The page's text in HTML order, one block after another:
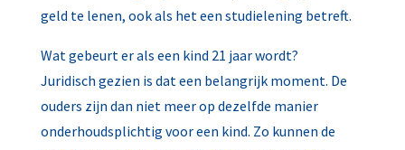
geld te lenen, ook als het een studielening betreft.
Wat gebeurt er als een kind 21 jaar wordt?
Juridisch gezien is dat een belangrijk moment. De
ouders zijn dan niet meer op dezelfde manier
onderhoudsplichtig voor een kind. Zo kunnen de